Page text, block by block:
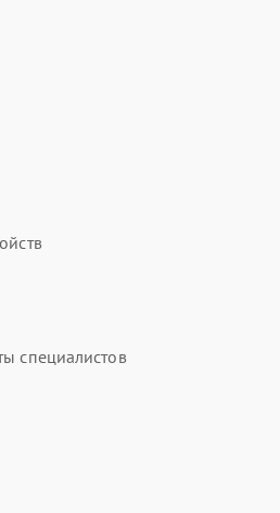
специалистов